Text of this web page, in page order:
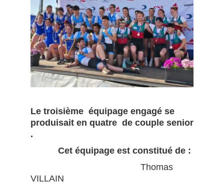
Le troisième équipage engagé se
produisait en quatre de couple senior
.
Cet équipage est constitué de :
Thomas
VILLAIN